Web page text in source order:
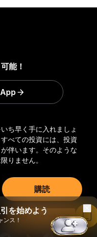
ち早く手に入れましょ
すべての投資には、投資
伴います。そのような
りません。
購読
能！
を始めよう
ス！Bybitアプリで読む